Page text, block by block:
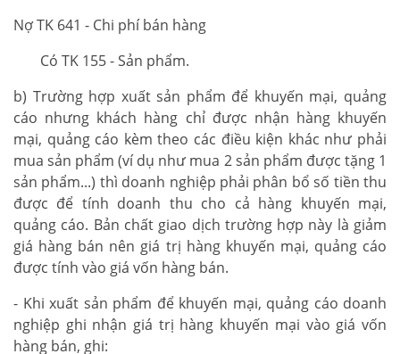
Nợ TK 641 - Chi phí bán hàng
Có TK 155 - Sản phẩm.
b) Trường hợp xuất sản phẩm để khuyến mại, quảng
cáo nhưng khách hàng chỉ được nhận hàng khuyến
mại, quảng cáo kèm theo các điều kiện khác như phải
mua sản phẩm (ví dụ như mua 2 sản phẩm được tặng 1
sản phẩm...) thì doanh nghiệp phải phân bổ số tiền thu
được để tính doanh thu cho cả hàng khuyến mại,
quảng cáo. Bản chất giao dịch trường hợp này là giảm
giá hàng bán nên giá trị hàng khuyến mại, quảng cáo
được tính vào giá vốn hàng bán.
- Khi xuất sản phẩm để khuyến mại, quảng cáo doanh
nghiệp ghi nhận giá trị hàng khuyến mại vào giá vốn
hàng bán, ghi: